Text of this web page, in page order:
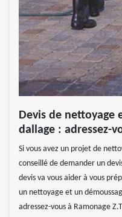
Devis de nettoyage
dallage : adressez-
Si vous avez un projet de
conseillé de demander un
devis va vous aider à vous
un nettoyage et un
adressez-vous à Ramonage